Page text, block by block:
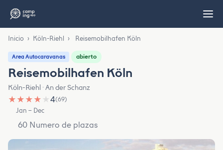
Inicio › Köln-Riehl › Reisemobilhafen Köln
Area Autocaravanas abierto
Reisemobilhafen Köln
Köln-Riehl · An der Schanz
★ ★ ★ ★ ★4(69)
Jan – Dec
60 Numero de plazas